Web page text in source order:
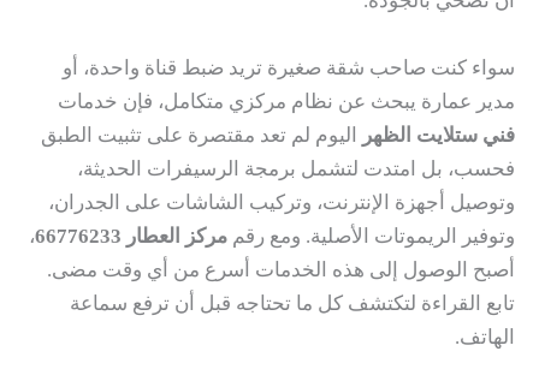
سواء كنت صاحب شقة صغيرة تريد ضبط قناة واحدة، أو
مدير عمارة يبحث عن نظام مركزي متكامل، فإن خدمات
فني ستلايت الظهر
اليوم لم تعد مقتصرة على تثبيت الطبق
فحسب، بل امتدت لتشمل برمجة الرسيفرات الحديثة،
وتوصيل أجهزة الإنترنت، وتركيب الشاشات على الجدران،
وتوفير الريموتات الأصلية. ومع رقم مركز العطار 66776233
،
أصبح الوصول إلى هذه الخدمات أسرع من أي وقت مضى.
تابع القراءة لتكتشف كل ما تحتاجه قبل أن ترفع سماعة
الهاتف.